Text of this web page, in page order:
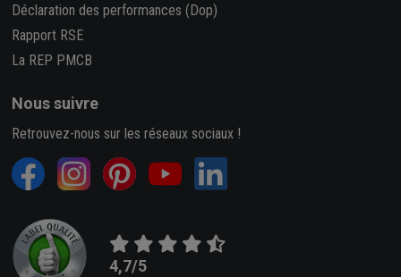
Déclaration des performances (Dop)
Rapport RSE
La REP PMCB
Nous suivre
Retrouvez-nous sur les réseaux sociaux !
4,7/5